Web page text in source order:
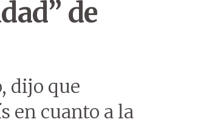
de
dijo que
en cuanto a la